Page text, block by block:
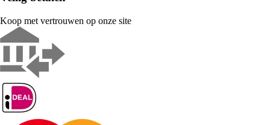
Koop met vertrouwen op onze site